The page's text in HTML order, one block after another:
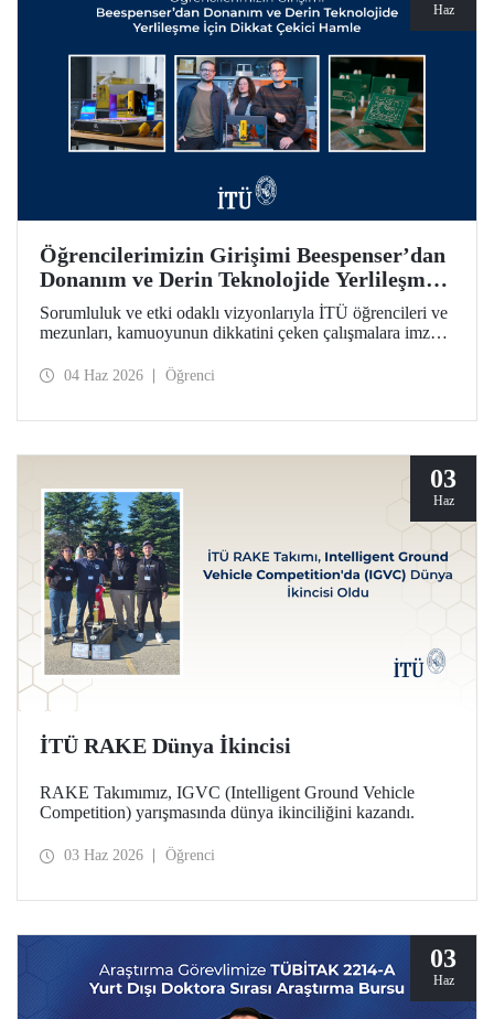
Haz
Öğrencilerimizin Girişimi Beespenser’dan
Donanım ve Derin Teknolojide Yerlileşme
İçin Dikkat Çekici Hamle
Sorumluluk ve etki odaklı vizyonlarıyla İTÜ öğrencileri ve
mezunları, kamuoyunun dikkatini çeken çalışmalara imza
yolculuğunun somutlaşan örnekleri arasında Beespenser de
04 Haz 2026 Öğrenci
03
Haz
İTÜ RAKE Dünya İkincisi
RAKE Takımımız, IGVC (Intelligent Ground Vehicle
Competition) yarışmasında dünya ikinciliğini kazandı.
03 Haz 2026 Öğrenci
03
Haz